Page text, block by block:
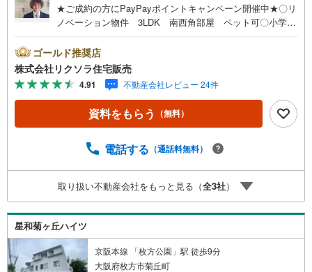
★ご成約の方にPayPayポイントキャンペーン開催中★〇リ
ノベーション物件 3LDK 南西角部屋 ペット可〇小学校
キッチン WIC2ヶ所■営業時間 9:30～20:00 ■即日案内
可能！※当日・翌日のご案内はお電話でのお問合せがスムー
ズ■定休日 毎週水曜日◇弊社ホームページよりLINEでの
お問合せも好評！◇不動産情報サイト未掲載物件、弊社ホ
ームページに多数掲載！◇学校区物件検索も充実！ご希望
の学校区での物件探しに便利！「リクソラ住宅販売」で検
他サイトの掲載物件もまとめてご案内可能リフォームやリ
料相談会 随時開催中】〇お客様の条件にベストな住宅ロ
ーン商品のご提案〇住宅ローンの金利や優遇率、審査基準
などを詳しくご説明〇住宅ローンとリフォームローンの一
体型商品もご提案〇仕事や収入・現在過去の借入による住
宅ローンへの問題解決是非ともお問合せ下さい
ゴールド推奨店
株式会社リクソラ住宅販売
4.91 不動産会社レビュー 24件
資料をもらう （無料）
電話する （通話料無料）
取り扱い不動産会社をもっと見る（全3社）
星和菊ヶ丘ハイツ
京阪本線 「枚方公園」駅 徒歩9分
大阪府枚方市菊丘町